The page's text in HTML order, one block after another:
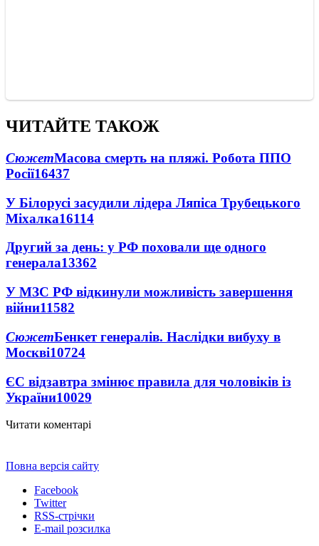
ЧИТАЙТЕ ТАКОЖ
СюжетМасова смерть на пляжі. Робота ППО
Росії16437
У Білорусі засудили лідера Ляпіса Трубецького
Міхалка16114
Другий за день: у РФ поховали ще одного
генерала13362
У МЗС РФ відкинули можливість завершення
війни11582
СюжетБенкет генералів. Наслідки вибуху в
Москві10724
ЄС відзавтра змінює правила для чоловіків із
України10029
Читати коментарі
Повна версія сайту
Facebook
Twitter
RSS-стрічки
E-mail розсилка